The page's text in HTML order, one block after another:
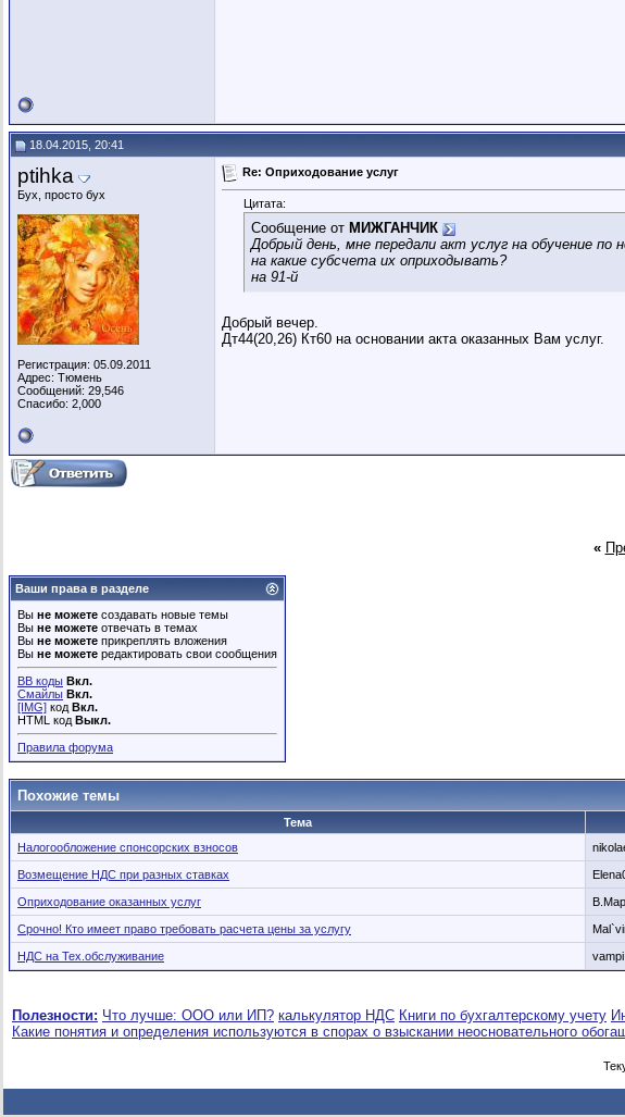
18.04.2015, 20:41
ptihka
Бух, просто бух
Регистрация: 05.09.2011
Адрес: Тюмень
Сообщений: 29,546
Спасибо: 2,000
Re: Оприходование услуг
Цитата:
Сообщение от МИЖГАНЧИК
Добрый день, мне передали акт услуг на обучение по
на какие субсчета их оприходывать?
на 91-й
Добрый вечер.
Дт44(20,26) Кт60 на основании акта оказанных Вам услуг.
«
Ваши права в разделе
Вы не можете создавать новые темы
Вы не можете отвечать в темах
Вы не можете прикреплять вложения
Вы не можете редактировать свои сообщения
BB коды Вкл.
Смайлы Вкл.
[IMG] код Вкл.
HTML код Выкл.
Правила форума
Похожие темы
Тема
Налогообложение спонсорских взносов
Возмещение НДС при разных ставках
Оприходование оказанных услуг
Срочно! Кто имеет право требовать расчета цены за услугу
НДС на Тех.обслуживание vampi
Полезности: Что лучше: ООО или ИП? калькулятор НДС Книги по бухгалтерскому учету
Какие понятия и определения используются в спорах о взыскании неосновательного